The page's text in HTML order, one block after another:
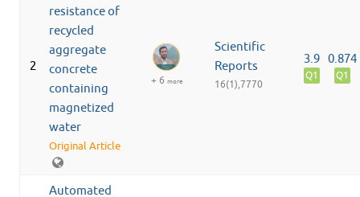
2
resistance of
recycled
aggregate
concrete
containing
magnetized
water
Original Article
+ 6 more
Scientific
Reports
16(1),7770
3.9
Q1
0.874
Q1
Automated